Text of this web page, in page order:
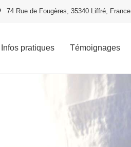
74 Rue de Fougères, 35340 Liffré, France
Infos pratiques Témoignages